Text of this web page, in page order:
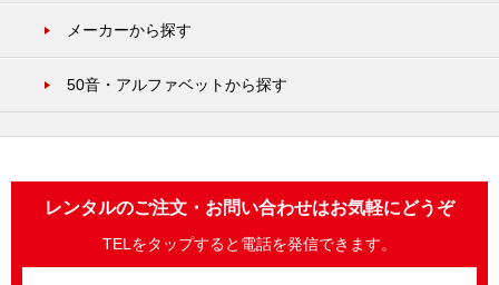
メーカーから探す
50音・アルファベットから探す
レンタルのご注文・お問い合わせはお気軽にどうぞ
TELをタップすると電話を発信できます。